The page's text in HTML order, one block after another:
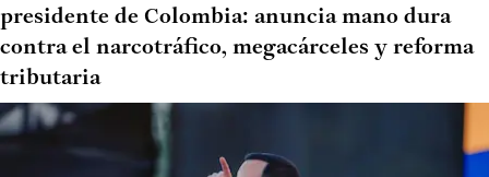
presidente de Colombia: anuncia mano dura
contra el narcotráfico, megacárceles y reforma
tributaria